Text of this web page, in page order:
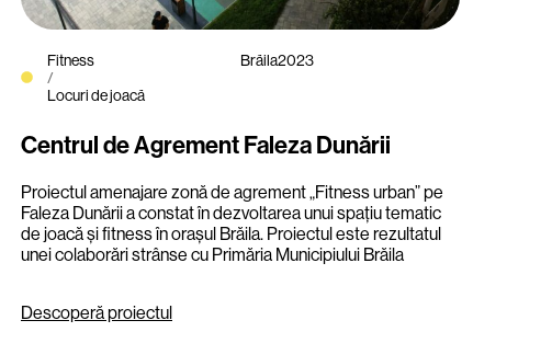
Fitness
/
Locuri de joacă
Brăila2023
Centrul de Agrement Faleza Dunării
Proiectul amenajare zonă de agrement „Fitness urban” pe
Faleza Dunării a constat în dezvoltarea unui spațiu tematic
de joacă și fitness în orașul Brăila. Proiectul este rezultatul
unei colaborări strânse cu Primăria Municipiului Brăila
Descoperă proiectul